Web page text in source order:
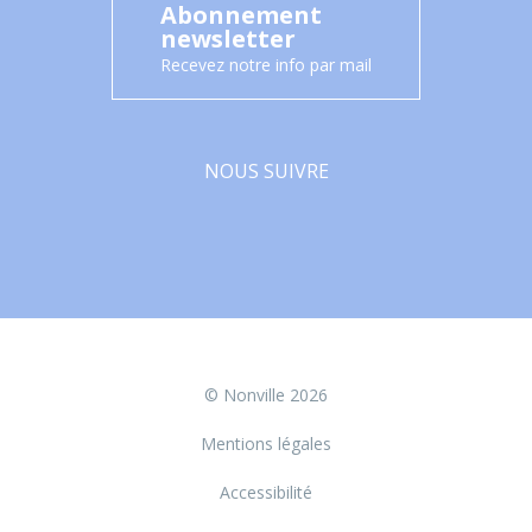
Abonnement
newsletter
Recevez notre info par mail
NOUS SUIVRE
© Nonville 2026
Mentions légales
Accessibilité